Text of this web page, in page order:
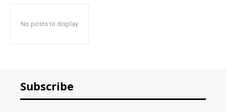
No posts to display
Subscribe